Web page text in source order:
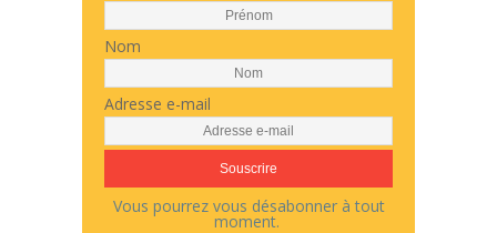
Nom
Adresse e-mail
Vous pourrez vous désabonner à tout
moment.